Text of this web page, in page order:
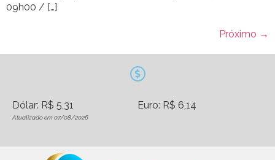
09h00 / […]
Próximo →
Dólar: R$ 5,31 Euro: R$ 6,14
Atualizado em 07/08/2026